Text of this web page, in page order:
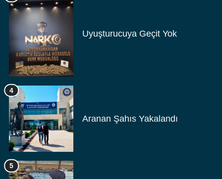
Uyuşturucuya Geçit Yok
Aranan Şahıs Yakalandı
4
5